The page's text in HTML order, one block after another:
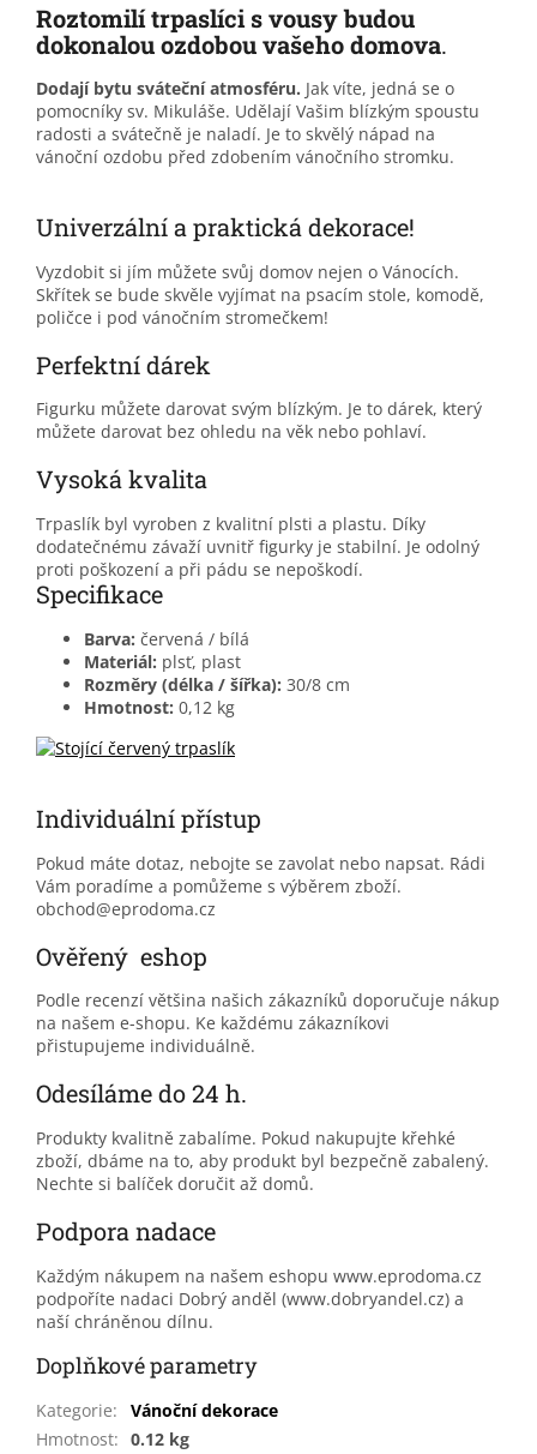
Roztomilí trpaslíci s vousy budou
dokonalou ozdobou vašeho domova.
Dodají bytu sváteční atmosféru. Jak víte, jedná se o
pomocníky sv. Mikuláše. Udělají Vašim blízkým spoustu
radosti a svátečně je naladí. Je to skvělý nápad na
vánoční ozdobu před zdobením vánočního stromku.
Univerzální a praktická dekorace!
Vyzdobit si jím můžete svůj domov nejen o Vánocích.
Skřítek se bude skvěle vyjímat na psacím stole, komodě,
poličce i pod vánočním stromečkem!
Perfektní dárek
Figurku můžete darovat svým blízkým. Je to dárek, který
můžete darovat bez ohledu na věk nebo pohlaví.
Vysoká kvalita
Trpaslík byl vyroben z kvalitní plsti a plastu. Díky
dodatečnému závaží uvnitř figurky je stabilní. Je odolný
proti poškození a při pádu se nepoškodí.
Specifikace
Barva: červená / bílá
Materiál: plsť, plast
Rozměry (délka / šířka): 30/8 cm
Hmotnost: 0,12 kg
Individuální přístup
Pokud máte dotaz, nebojte se zavolat nebo napsat. Rádi
Vám poradíme a pomůžeme s výběrem zboží.
obchod@eprodoma.cz
Ověřený eshop
Podle recenzí většina našich zákazníků doporučuje nákup
na našem e-shopu. Ke každému zákazníkovi
přistupujeme individuálně.
Odesíláme do 24 h.
Produkty kvalitně zabalíme. Pokud nakupujte křehké
zboží, dbáme na to, aby produkt byl bezpečně zabalený.
Nechte si balíček doručit až domů.
Podpora nadace
Každým nákupem na našem eshopu www.eprodoma.cz
podpoříte nadaci Dobrý anděl (www.dobryandel.cz) a
naší chráněnou dílnu.
Doplňkové parametry
Kategorie:
Vánoční dekorace
Hmotnost: 0.12 kg